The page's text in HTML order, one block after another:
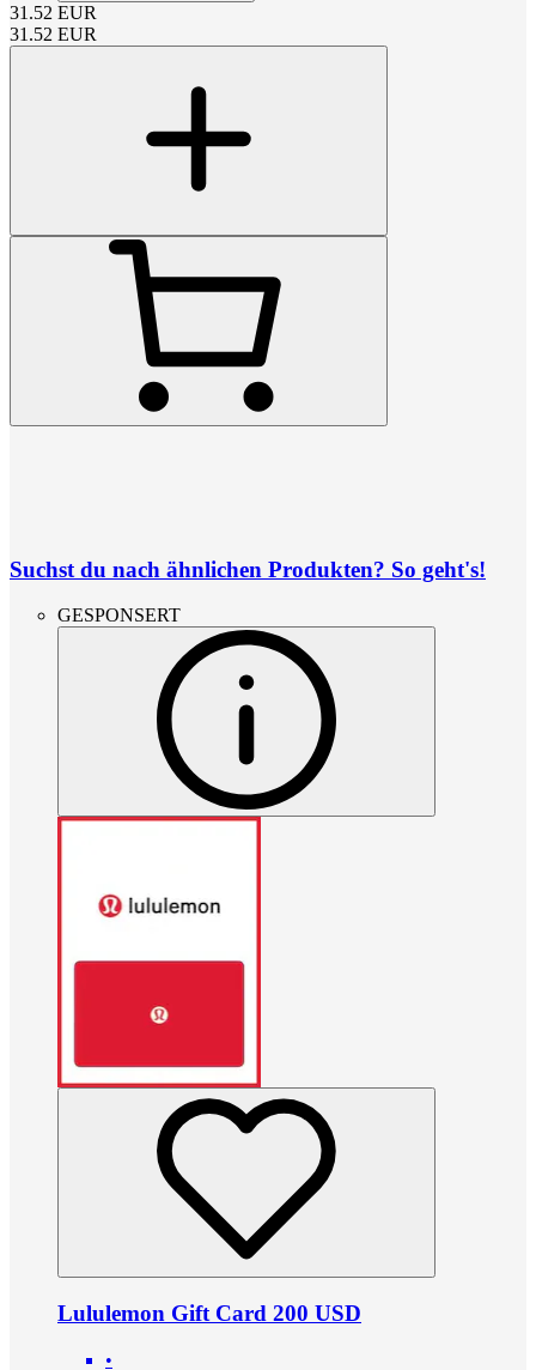
31.52 EUR
31.52 EUR
Suchst du nach ähnlichen Produkten? So geht's!
GESPONSERT
Lululemon Gift Card 200 USD
•